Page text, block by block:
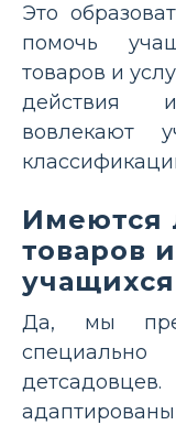
Это
помочь
товаров и
действия
вовлекают
Имеются
товаров
Да, мы